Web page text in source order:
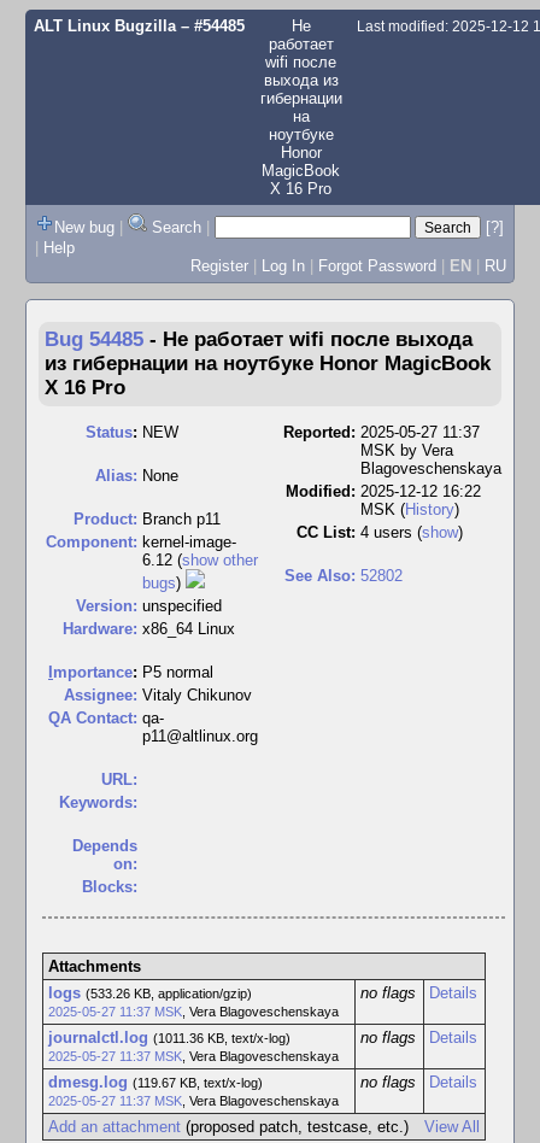
ALT Linux Bugzilla– #54485
Не
работает
wifi после
выхода из
гибернации
на
ноутбуке
Honor
MagicBook
X 16 Pro
Last modified: 2025-12-12
New bug | Search |
[?]
| Help
Register | Log In | Forgot Password | EN | RU
Bug 54485 - Не работает wifi после выхода
из гибернации на ноутбуке Honor MagicBook
X 16 Pro
Status: NEW
Alias: None
Product: Branch p11
Component: kernel-image-
6.12 (show other
bugs)
Version: unspecified
Hardware: x86_64 Linux
mportance: P5 normal
Assignee: Vitaly Chikunov
QA Contact: qa-
p11@altlinux.org
URL:
Keywords:
Depends
on:
Blocks:
Reported: 2025-05-27 11:37
MSK by Vera
Blagoveschenskaya
Modified: 2025-12-12 16:22
MSK (History)
CC List: 4 users (show)
See Also: 52802
Attachments
logs (533.26 KB, application/gzip)
2025-05-27 11:37 MSK, Vera Blagoveschenskaya
no flags Details
journalctl.log (1011.36 KB, text/x-log)
2025-05-27 11:37 MSK, Vera Blagoveschenskaya
no flags Details
dmesg.log (119.67 KB, text/x-log)
2025-05-27 11:37 MSK, Vera Blagoveschenskaya
no flags Details
View All
Add an attachment(proposed patch, testcase, etc.)